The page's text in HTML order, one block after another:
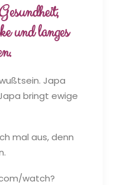
und langes
Japa
bringt ewige
mal aus, denn
watch?